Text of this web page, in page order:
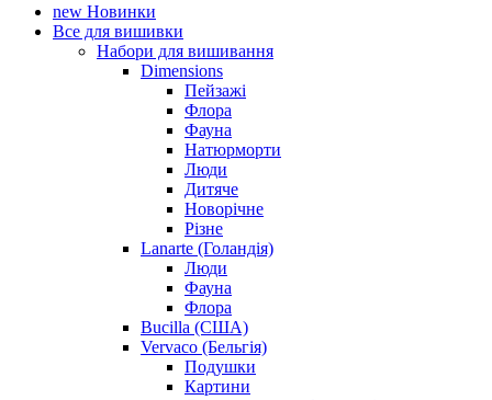
new Новинки
Все для вишивки
Набори для вишивання
Dimensions
Пейзажі
Флора
Фауна
Натюрморти
Люди
Дитяче
Новорічне
Різне
Lanarte (Голандія)
Люди
Фауна
Флора
Bucilla (США)
Vervaco (Бельгія)
Подушки
Картини